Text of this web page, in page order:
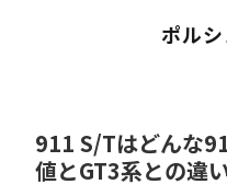
ポル
911 S/Tはどんな
値とGT3系との違